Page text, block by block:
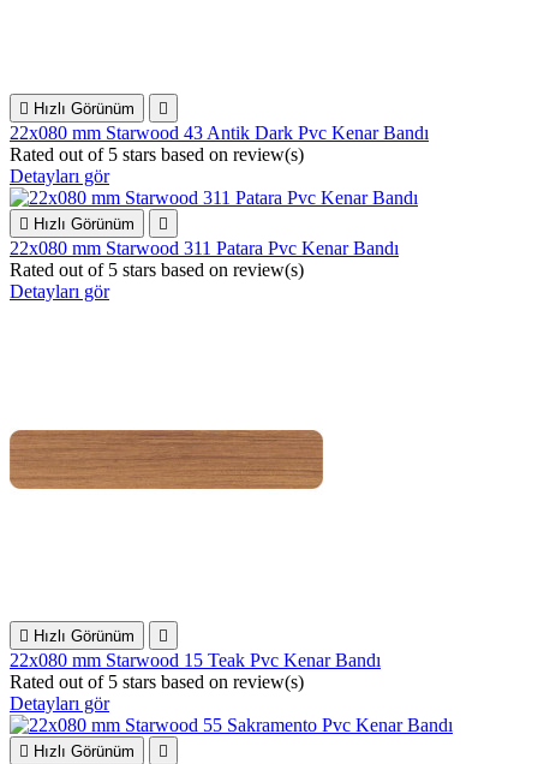
 Hızlı Görünüm 
22x080 mm Starwood 43 Antik Dark Pvc Kenar Bandı
Rated out of 5 stars based on review(s)
Detayları gör
 Hızlı Görünüm 
22x080 mm Starwood 311 Patara Pvc Kenar Bandı
Rated out of 5 stars based on review(s)
Detayları gör
 Hızlı Görünüm 
22x080 mm Starwood 15 Teak Pvc Kenar Bandı
Rated out of 5 stars based on review(s)
Detayları gör
 Hızlı Görünüm 